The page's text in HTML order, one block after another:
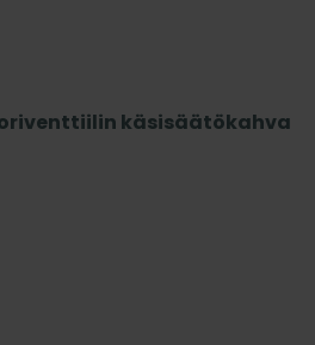
käsisäätökahva